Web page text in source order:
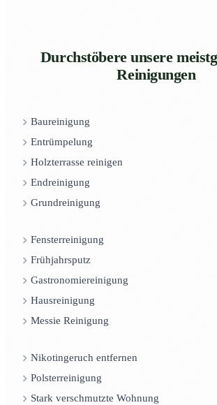
Durchstöbere unsere
Reinigungen
Baureinigung
Entrümpelung
Holzterrasse reinigen
Endreinigung
Grundreinigung
Fensterreinigung
Frühjahrsputz
Gastronomiereinigung
Hausreinigung
Messie Reinigung
Nikotingeruch entfernen
Polsterreinigung
Stark verschmutzte Wohnung